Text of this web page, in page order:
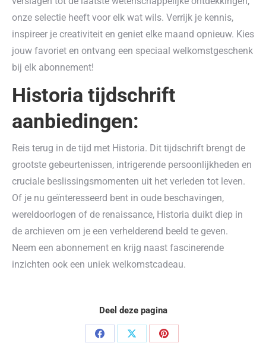
onze selectie heeft voor elk wat wils. Verrijk je kennis,
inspireer je creativiteit en geniet elke maand opnieuw. Kies
jouw favoriet en ontvang een speciaal welkomstgeschenk
bij elk abonnement!
Historia tijdschrift
aanbiedingen:
Reis terug in de tijd met Historia. Dit tijdschrift brengt de
grootste gebeurtenissen, intrigerende persoonlijkheden en
cruciale beslissingsmomenten uit het verleden tot leven.
Of je nu geïnteresseerd bent in oude beschavingen,
wereldoorlogen of de renaissance, Historia duikt diep in
de archieven om je een verhelderend beeld te geven.
Neem een abonnement en krijg naast fascinerende
inzichten ook een uniek welkomstcadeau.
Deel deze pagina
Deel
Deel
Deel